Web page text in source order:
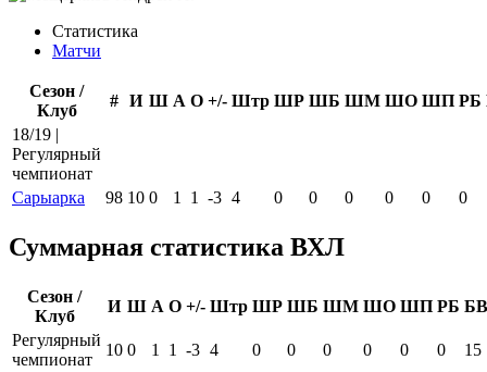
Статистика
Матчи
Сезон /
Клуб
# И Ш А О +/- Штр ШР ШБ ШМ ШО ШП РБ
18/19 |
Регулярный
чемпионат
Сарыарка
98 10 0 1 1 -3 4 0 0 0 0 0 0
Суммарная статистика ВХЛ
Сезон /
Клуб
И Ш А О +/- Штр ШР ШБ ШМ ШО ШП РБ БВ
Регулярный
чемпионат
10 0 1 1 -3 4 0 0 0 0 0 0
15